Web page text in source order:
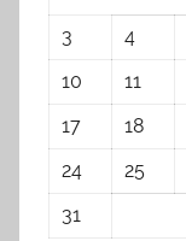
3
4
10
11
17
18
24
25
31